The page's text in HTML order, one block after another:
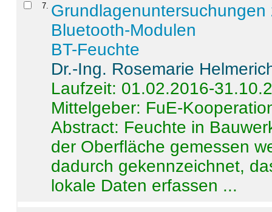
7
Bluetooth-Modulen
BT-Feuchte
Dr.-Ing. Rosemarie
Laufzeit: 01.02.2016-
Mittelgeber: FuE-
Abstract: Feuchte in
der Oberfläche gemessen
dadurch gekennzeichnet,
lokale Daten erfassen ...